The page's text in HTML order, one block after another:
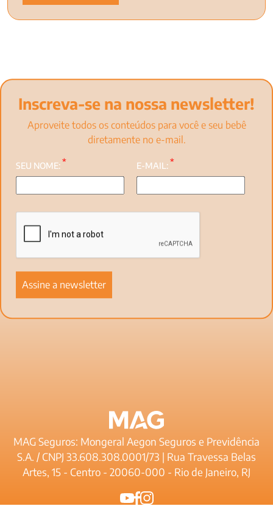
Inscreva-se na nossa newsletter!
Aproveite todos os conteúdos para você e seu bebê
diretamente no e-mail.
SEU NOME:* E-MAIL:*
MAG Seguros: Mongeral Aegon Seguros e Previdência
S.A. / CNPJ 33.608.308.0001/73 | Rua Travessa Belas
Artes, 15 - Centro - 20060-000 - Rio de Janeiro, RJ